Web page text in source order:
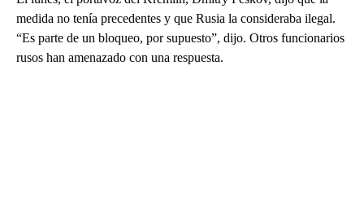
medida no tenía precedentes y que Rusia la consideraba ilegal.
“Es parte de un bloqueo, por supuesto”, dijo. Otros funcionarios
rusos han amenazado con una respuesta.